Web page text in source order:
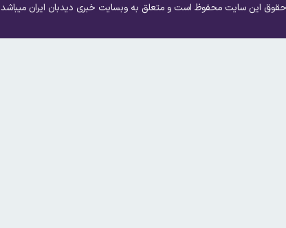
این سایت محفوظ است و متعلق به وبسایت خبری دیدبان ایران میباشد